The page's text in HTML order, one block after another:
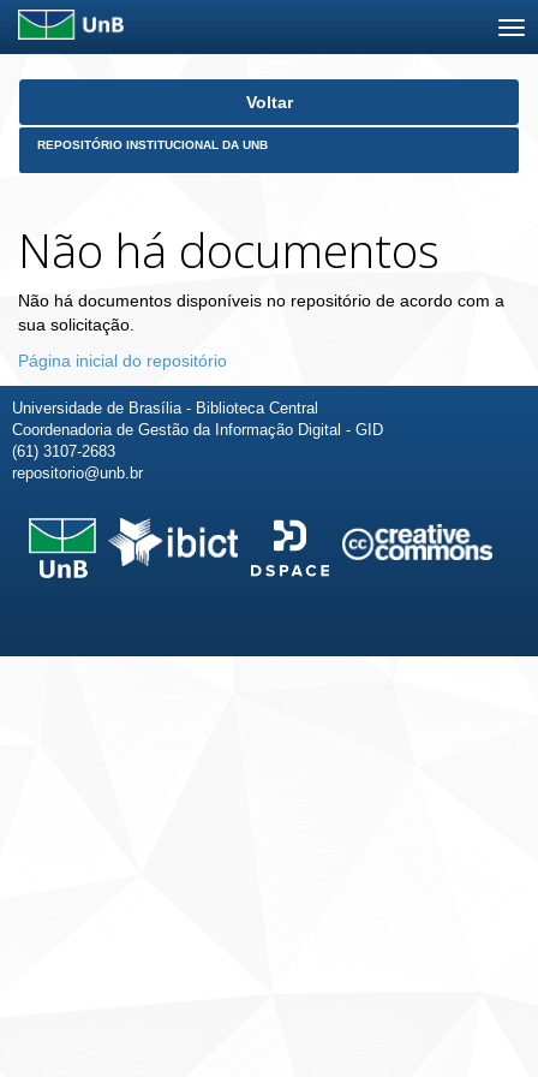
Skip
Voltar
REPOSITÓRIO INSTITUCIONAL DA UNB
Não há documentos
Não há documentos disponíveis no repositório de acordo com a
sua solicitação.
Página inicial do repositório
Universidade de Brasília - Biblioteca Central
Coordenadoria de Gestão da Informação Digital - GID
(61) 3107-2683
repositorio@unb.br